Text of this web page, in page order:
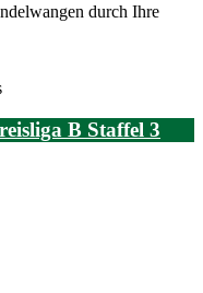
durch Ihre
B Staffel 3